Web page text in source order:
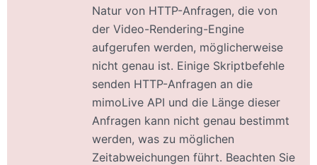
Natur von HTTP-Anfragen, die von
der Video-Rendering-Engine
aufgerufen werden, möglicherweise
nicht genau ist. Einige Skriptbefehle
senden HTTP-Anfragen an die
mimoLive API und die Länge dieser
Anfragen kann nicht genau bestimmt
werden, was zu möglichen
Zeitabweichungen führt. Beachten Sie